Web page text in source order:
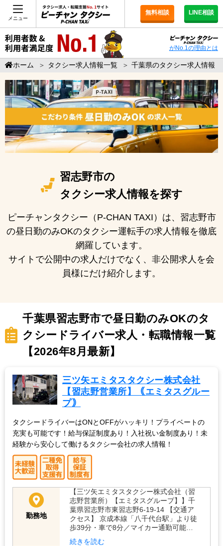
メニュー
無料相談 LINE相談
がNo.1の理由とは
ホーム ＞ タクシー求人情報一覧 ＞ 千葉県のタクシー求人情報
習志野市の
タクシー求人情報を探す
ピーチャンタクシー（P-CHAN TAXI）は、習志野市
の昼日勤のみOKのタクシー運転手の求人情報を徹底
網羅しています。
サイトで公開中の求人だけでなく、非公開求人を会
員様にだけ紹介します。
千葉県習志野市で昼日勤のみOKのタ
クシードライバー求人・転職情報一覧
【2026年8月最新】
三ツ矢エミタスタクシー株式会社
【習志野営業所】｟エミタスグルー
プ｠
タクシードライバーはONとOFFがハッキリ！プライベートの
充実も可能です！給与保証制度あり！入社祝い金制度あり！未
経験から安心して働けるタクシー会社の求人情報！
勤務地
【三ツ矢エミタスタクシー株式会社（習
志野営業所）【エミタスグループ】】千
葉県習志野市東習志野6-19-14 【交通ア
クセス】 京成本線「八千代台駅」より徒
歩39分・車で8分／マイカー通勤可能…
続きを読む